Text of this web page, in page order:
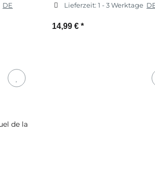
DE
Lieferzeit:1 - 3 Werktage
14,99 € *